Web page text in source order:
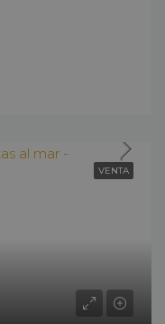
VENTA